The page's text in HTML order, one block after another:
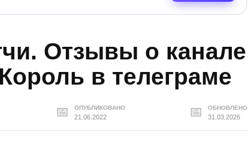
Отзывы о канале
в телеграме
ОПУБЛИКОВАНО
21.06.2022
ОБНОВЛЕНО
31.03.2026